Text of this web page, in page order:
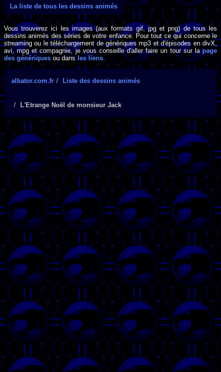
La liste de tous les dessins animés
Vous trouverez ici les images (aux formats gif, jpg et png) de tous les
dessins animés des séries de votre enfance. Pour tout ce qui concerne le
streaming ou le téléchargement de génériques mp3 et d'épisodes en divX,
avi, mpg et compagnie, je vous conseille d'aller faire un tour sur lapage
des génériques ou dansles liens.
albator.com.fr Liste des dessins animés
L'Etrange Noël de monsieur Jack